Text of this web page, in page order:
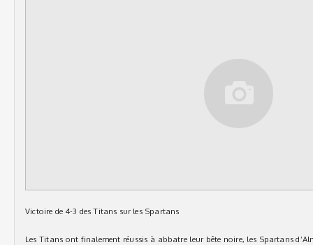
Victoire de 4-3 des Titans sur les Spartans
Les Titans ont finalement réussis à abbatre leur bête noire, les Spartans